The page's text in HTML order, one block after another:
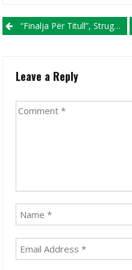
Post navigation
“Finalja Për Titull”, Struga Trim Lum Dhe Shkupi Luajnë Fatet E Sezonit Në Strugë
Leave a Reply